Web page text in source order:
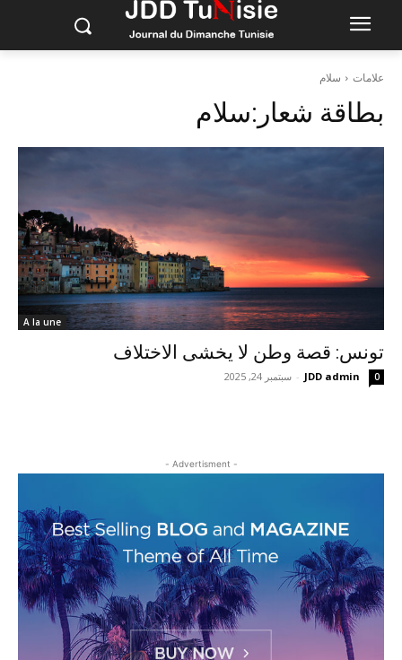
علامات سلام
بطاقة شعار:سلام
A la une
تونس: قصة وطن لا يخشى الاختلاف
JDD admin
- سبتمبر 24, 2025 0
- Advertisment -